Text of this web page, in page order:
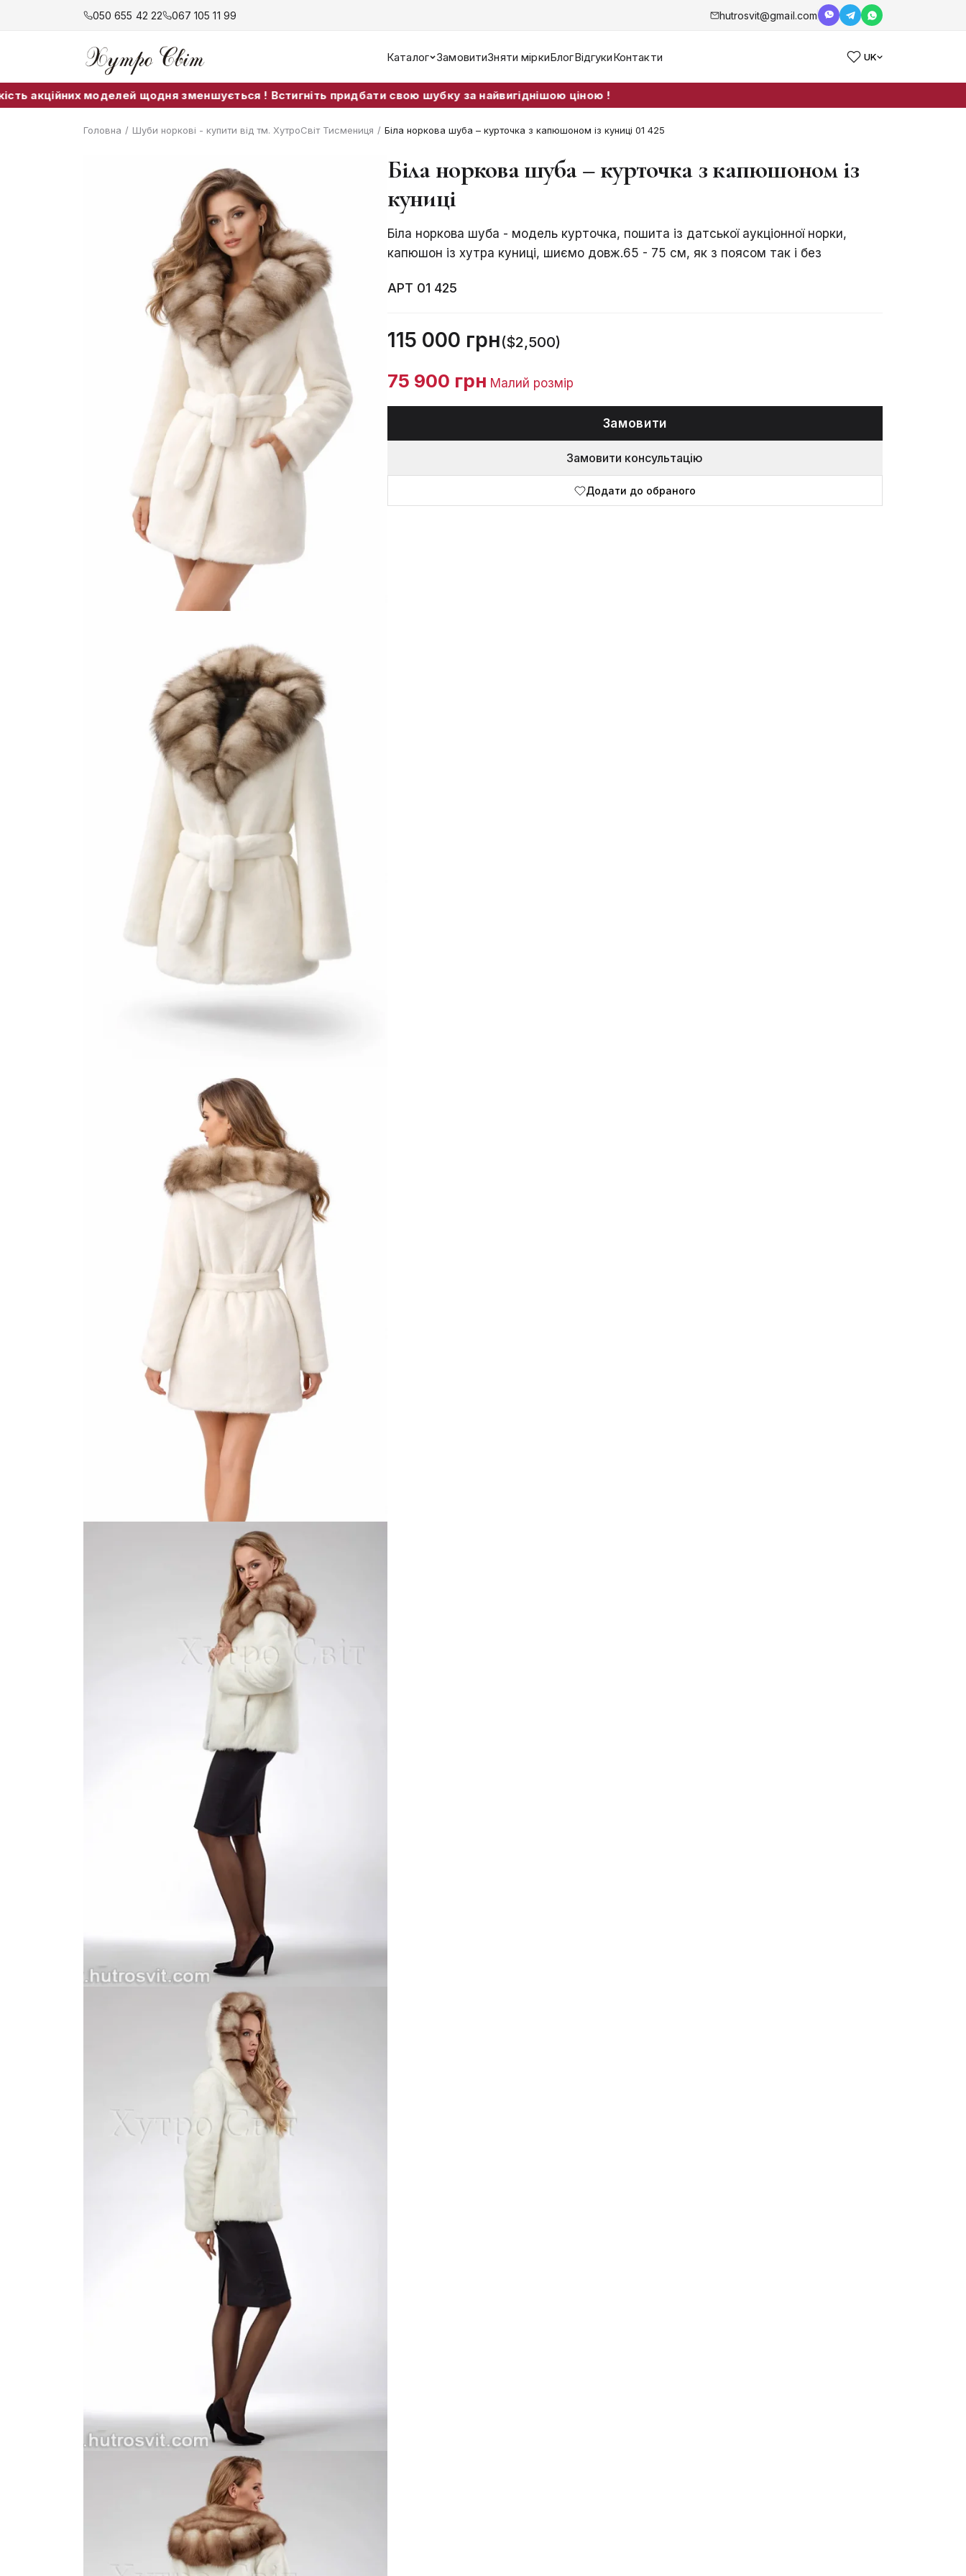
Каталог ЗамовитиЗняти міркиБлогВідгукиКонтакти UK
050 655 42 22 067 105 11 99 hutrosvit@gmail.com
моделей щодня зменшується ! Встигніть придбати свою шубку за найвигіднішою ціною !
Головна / Шуби норкові - купити від тм. ХутроСвіт Тисмениця / Біла норкова шуба – курточка з капюшоном із куниці 01 425
Біла норкова шуба – курточка з капюшоном із
куниці
Біла норкова шуба - модель курточка, пошита із датської аукціонної норки,
капюшон із хутра куниці, шиємо довж.65 - 75 см, як з поясом так і без
АРТ 01 425
115 000 грн($2,500)
75 900 грн Малий розмір
Замовити
Замовити консультацію
Додати до обраного